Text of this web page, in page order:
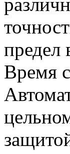
предел
Время